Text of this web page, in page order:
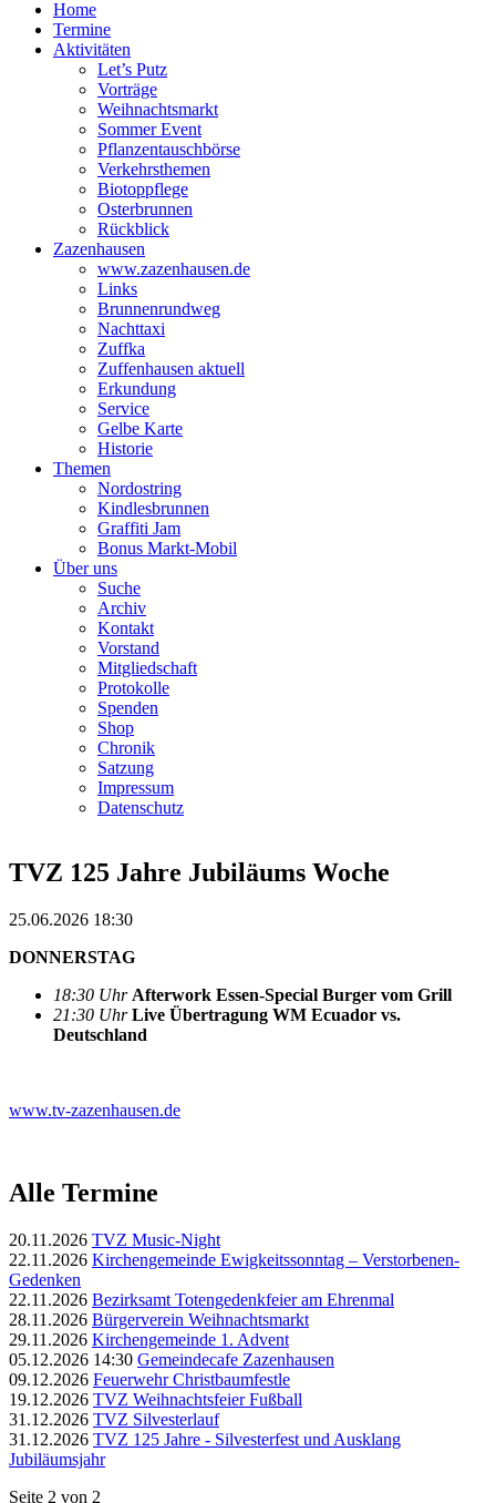
Home
Termine
Aktivitäten
Let’s Putz
Vorträge
Weihnachtsmarkt
Sommer Event
Pflanzentauschbörse
Verkehrsthemen
Biotoppflege
Osterbrunnen
Rückblick
Zazenhausen
www.zazenhausen.de
Links
Brunnenrundweg
Nachttaxi
Zuffka
Zuffenhausen aktuell
Erkundung
Service
Gelbe Karte
Historie
Themen
Nordostring
Kindlesbrunnen
Graffiti Jam
Bonus Markt-Mobil
Über uns
Suche
Archiv
Kontakt
Vorstand
Mitgliedschaft
Protokolle
Spenden
Shop
Chronik
Satzung
Impressum
Datenschutz
TVZ 125 Jahre Jubiläums Woche
25.06.2026 18:30
DONNERSTAG
18:30 Uhr Afterwork Essen-Special Burger vom Grill
21:30 UhrLive Übertragung WM Ecuador vs.
Deutschland
www.tv-zazenhausen.de
Alle Termine
20.11.2026 TVZ Music-Night
22.11.2026 Kirchengemeinde Ewigkeitssonntag – Verstorbenen-
Gedenken
22.11.2026 Bezirksamt Totengedenkfeier am Ehrenmal
28.11.2026 Bürgerverein Weihnachtsmarkt
29.11.2026 Kirchengemeinde 1. Advent
05.12.2026 14:30 Gemeindecafe Zazenhausen
09.12.2026 Feuerwehr Christbaumfestle
19.12.2026 TVZ Weihnachtsfeier Fußball
31.12.2026 TVZ Silvesterlauf
31.12.2026 TVZ 125 Jahre - Silvesterfest und Ausklang
Jubiläumsjahr
Seite 2 von 2